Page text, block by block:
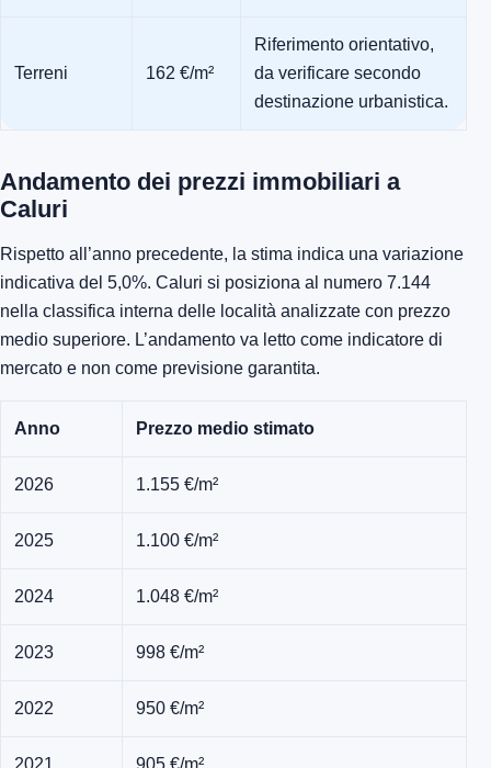
Terreni 162 €/m²
Riferimento orientativo,
da verificare secondo
destinazione urbanistica.
Andamento dei prezzi immobiliari a
Caluri
Rispetto all’anno precedente, la stima indica una variazione
indicativa del 5,0%. Caluri si posiziona al numero 7.144
nella classifica interna delle località analizzate con prezzo
medio superiore. L’andamento va letto come indicatore di
mercato e non come previsione garantita.
Anno Prezzo medio stimato
2026 1.155 €/m²
2025 1.100 €/m²
2024 1.048 €/m²
2023 998 €/m²
2022 950 €/m²